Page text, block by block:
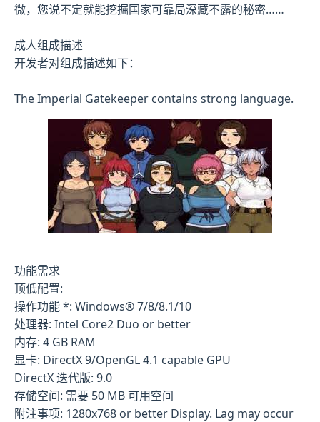
微，您说不定就能挖掘国家可靠局深藏不露的秘密……
成人组成描述
开发者对组成描述如下：
The Imperial Gatekeeper contains strong language.
功能需求
顶低配置:
操作功能 *: Windows® 7/8/8.1/10
处理器: Intel Core2 Duo or better
内存: 4 GB RAM
显卡: DirectX 9/OpenGL 4.1 capable GPU
DirectX 迭代版: 9.0
存储空间: 需要 50 MB 可用空间
附注事项: 1280x768 or better Display. Lag may occur